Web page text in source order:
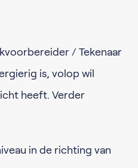
/ Tekenaar
is, volop wil
heeft. Verder
in de richting van